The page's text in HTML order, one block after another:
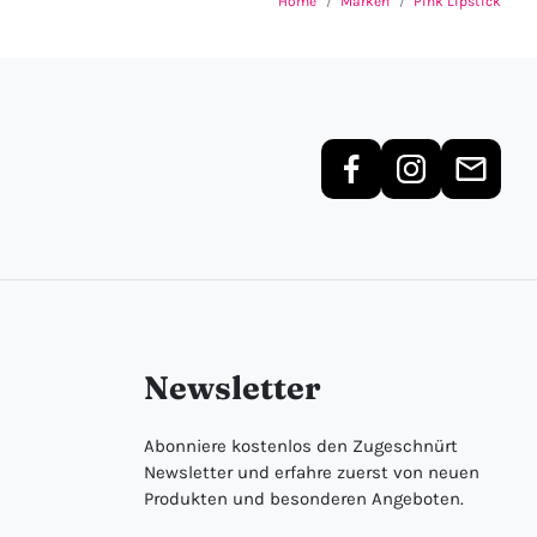
Newsletter
Abonniere kostenlos den Zugeschnürt
Newsletter und erfahre zuerst von neuen
Produkten und besonderen Angeboten.